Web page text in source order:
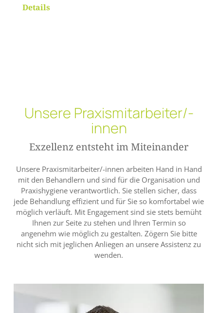
Details
Unsere Praxismitarbeiter/-
innen
Exzellenz entsteht im Miteinander
Unsere Praxismitarbeiter/-innen arbeiten Hand in Hand
mit den Behandlern und sind für die Organisation und
Praxishygiene verantwortlich. Sie stellen sicher, dass
jede Behandlung effizient und für Sie so komfortabel wie
möglich verläuft. Mit Engagement sind sie stets bemüht
Ihnen zur Seite zu stehen und Ihren Termin so
angenehm wie möglich zu gestalten. Zögern Sie bitte
nicht sich mit jeglichen Anliegen an unsere Assistenz zu
wenden.